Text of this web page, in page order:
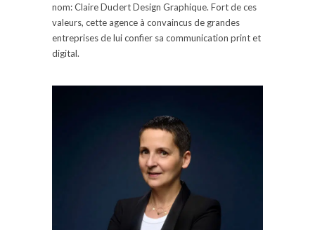
nom:ClaireDuclertDesign Graphique. Fort de ces
valeurs, cette agence à convaincus de grandes
entreprises de lui confier sa communication printet
digital.